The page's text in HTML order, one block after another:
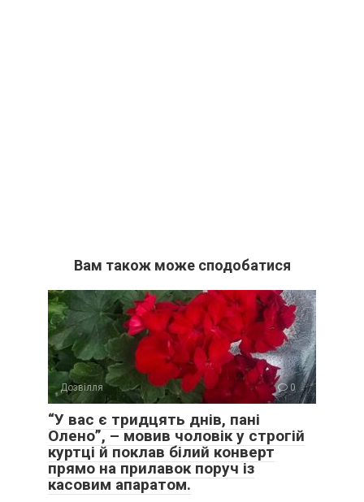
Вам також може сподобатися
Дозвілля 0
“У вас є тридцять днів, пані
Олено”, – мовив чоловік у строгій
куртці й поклав білий конверт
прямо на прилавок поруч із
касовим апаратом.